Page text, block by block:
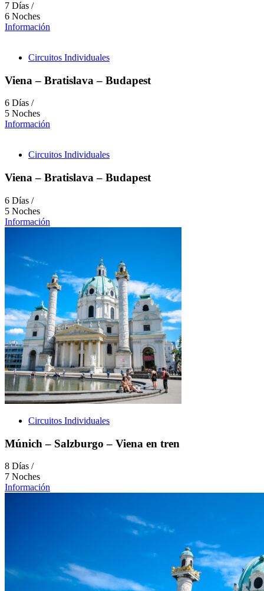
7 Días /
6 Noches
Información
Circuitos Individuales
Viena – Bratislava – Budapest
6 Días /
5 Noches
Información
Circuitos Individuales
Viena – Bratislava – Budapest
6 Días /
5 Noches
Información
Circuitos Individuales
Múnich – Salzburgo – Viena en tren
8 Días /
7 Noches
Información